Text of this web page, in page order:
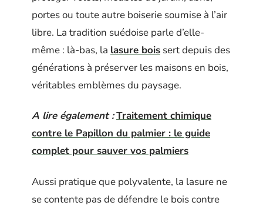
portes ou toute autre boiserie soumise à l’air
libre. La tradition suédoise parle d’elle-
même : là-bas, la lasure bois sert depuis des
générations à préserver les maisons en bois,
véritables emblèmes du paysage.
A lire également :Traitement chimique
contre le Papillon du palmier : le guide
complet pour sauver vos palmiers
Aussi pratique que polyvalente, la lasure ne
se contente pas de défendre le bois contre